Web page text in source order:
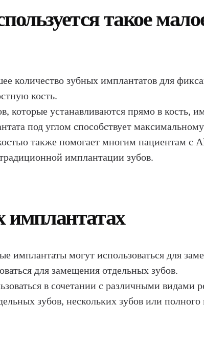
такое
количество зубных имплантатов для
кость.
которые устанавливаются прямо в кость,
под углом способствует
также помогает многим пациентам с
имплантации зубов.
имплантатах
могут использоваться для
для замещения отдельных зубов.
в сочетании с различными видами
зубов, нескольких зубов или полного